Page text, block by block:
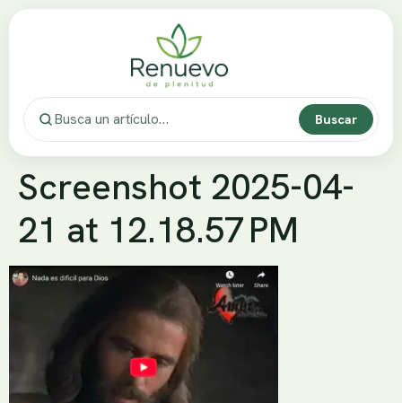
Buscar
Screenshot 2025-04-
21 at 12.18.57 PM